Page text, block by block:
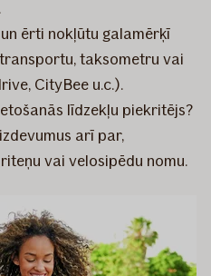
ērti nokļūtu galamērķī
taksometru vai
CityBee u.c.).
līdzekļu piekritējs?
arī par,
vai velosipēdu nomu.